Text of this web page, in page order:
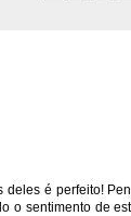
deles é perfeito!
o sentimento de